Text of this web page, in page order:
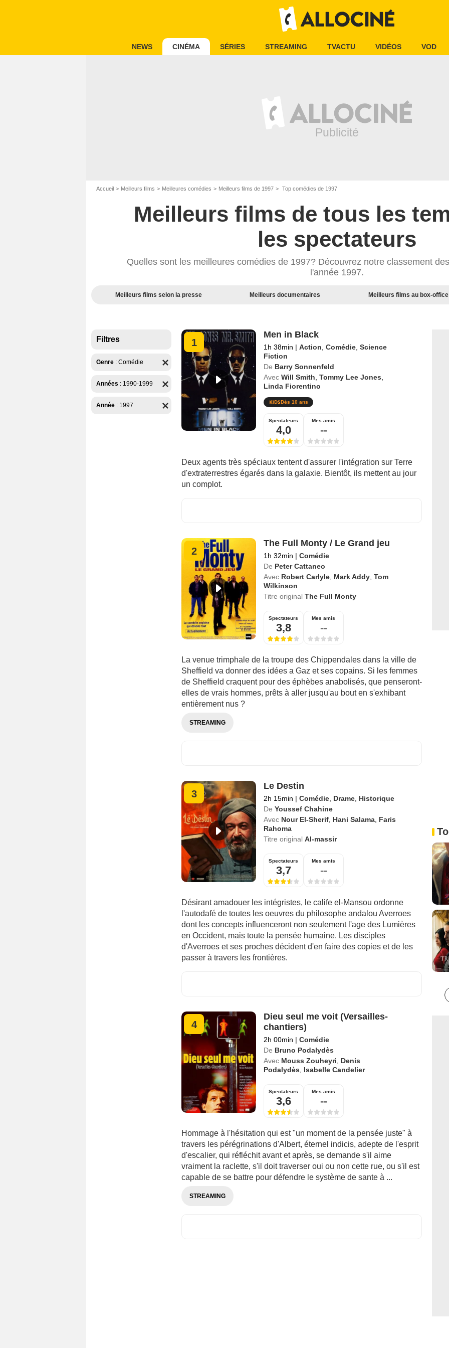
NEWS CINÉMA SÉRIES STREAMING TVACTU VIDÉOS VOD
Accueil Meilleurs films Meilleures comédies Meilleurs films de 1997 Top comédies de 1997
Meilleurs films de tous les
les spectateurs
Quelles sont les meilleures comédies de 1997? Découvrez notre classement
l'année 1997.
Meilleurs films selon la presse Meilleurs documentaires Meilleurs films au box-office
Filtres
Genre : Comédie
Années : 1990-1999
Année : 1997
1
Men in Black
1h 38min | Action Comédie, Science
Fiction
De Barry Sonnenfeld
Avec Will Smith Tommy Lee Jones
Linda Fiorentino
Dès 10 ans
Spectateurs
4,0
Mes amis
--
Deux agents très spéciaux tentent d'assurer l'intégration sur Terre
d'extraterrestres égarés dans la galaxie. Bientôt, ils mettent au jour
un complot.
2
The Full Monty / Le Grand jeu
1h 32min | Comédie
De Peter Cattaneo
Avec Robert Carlyle, Mark Addy, Tom
Wilkinson
Titre original The Full Monty
Spectateurs
3,8
Mes amis
--
La venue trimphale de la troupe des Chippendales dans la ville de
Sheffield va donner des idées a Gaz et ses copains. Si les femmes
de Sheffield craquent pour des éphèbes anabolisés, que penseront-
elles de vrais hommes, prêts à aller jusqu'au bout en s'exhibant
entièrement nus ?
STREAMING
3
Le Destin
2h 15min | Comédie, Drame, Historique
De Youssef Chahine
Avec Nour El-Sherif, Hani Salama, Faris
Rahoma
Titre original Al-massir
Spectateurs
3,7
Mes amis
--
Désirant amadouer les intégristes, le calife el-Mansou ordonne
l'autodafé de toutes les oeuvres du philosophe andalou Averroes
dont les concepts influenceront non seulement l'age des Lumières
en Occident, mais toute la pensée humaine. Les disciples
d'Averroes et ses proches décident d'en faire des copies et de les
passer à travers les frontières.
4
Dieu seul me voit (Versailles-
chantiers)
2h 00min | Comédie
De Bruno Podalydès
Avec Mouss Zouheyri
Denis
Podalydès
Isabelle Candelier
Spectateurs
3,6
Mes amis
--
Hommage à l'hésitation qui est "un moment de la pensée juste" à
travers les pérégrinations d'Albert, éternel indicis, adepte de l'esprit
d'escalier, qui réfléchit avant et après, se demande s'il aime
vraiment la raclette, s'il doit traverser oui ou non cette rue, ou s'il est
capable de se battre pour défendre le système de sante à ...
STREAMING